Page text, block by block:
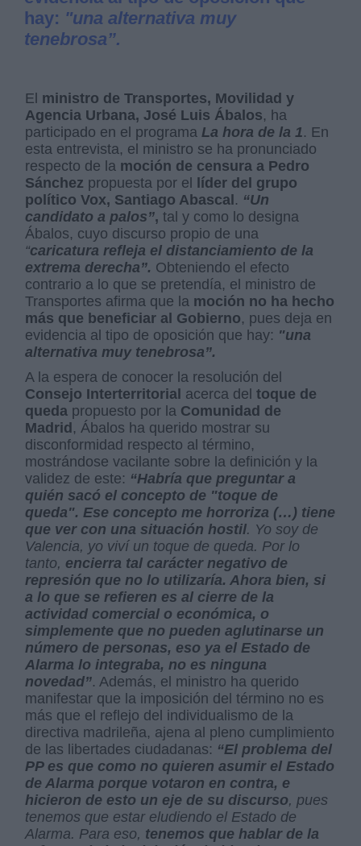
hay: "una alternativa muy
tenebrosa”.
El ministro de Transportes, Movilidad y
Agencia Urbana, José Luis Ábalos, ha
participado en el programaLa hora de la 1. En
esta entrevista, el ministro se ha pronunciado
respecto de la moción de censura a Pedro
Sánchez propuesta por el
líder del grupo
político Vox, Santiago Abascal . “Un
candidato a palos”, tal y como lo designa
Ábalos, cuyo discurso propio de una
“caricatura refleja el distanciamiento de la
extrema derecha”. Obteniendo el efecto
contrario a lo que se pretendía, el ministro de
Transportes afirma que la moción no ha hecho
más que beneficiar al Gobierno, pues deja en
evidencia al tipo de oposición que hay: "una
alternativa muy tenebrosa”.
A la espera de conocer la resolución del
Consejo Interterritorial acerca deltoque de
queda propuesto por la Comunidad de
Madrid , Ábalos ha querido mostrar su
disconformidad respecto al término,
mostrándose vacilante sobre la definición y la
validez de este: “Habría que preguntar a
quién sacó el concepto de "toque de
queda". Ese concepto me horroriza (…) tiene
que ver con una situación hostil. Yo soy de
Valencia, yo viví un toque de queda. Por lo
tanto, encierra tal carácter negativo de
represión que no lo utilizaría. Ahora bien, si
a lo que se refieren es al cierre de la
actividad comercial o económica, o
simplemente que no pueden aglutinarse un
número de personas, eso ya el Estado de
Alarma lo integraba, no es ninguna
novedad”. Además, el ministro ha querido
manifestar que la imposición del término no es
más que el reflejo del individualismo de la
directiva madrileña, ajena al pleno cumplimiento
de las libertades ciudadanas: “El problema del
PP es que como no quieren asumir el Estado
de Alarma porque votaron en contra, e
hicieron de esto un eje de su discurso, pues
tenemos que estar eludiendo el Estado de
Alarma. Para eso, tenemos que hablar de la